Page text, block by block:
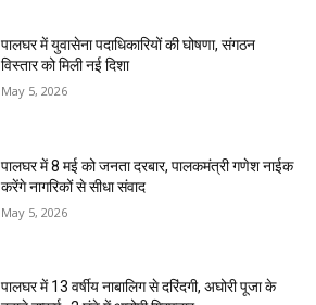
पालघर में युवासेना पदाधिकारियों की घोषणा, संगठन
विस्तार को मिली नई दिशा
May 5, 2026
पालघर में 8 मई को जनता दरबार, पालकमंत्री गणेश नाईक
करेंगे नागरिकों से सीधा संवाद
May 5, 2026
पालघर में 13 वर्षीय नाबालिग से दरिंदगी, अघोरी पूजा के